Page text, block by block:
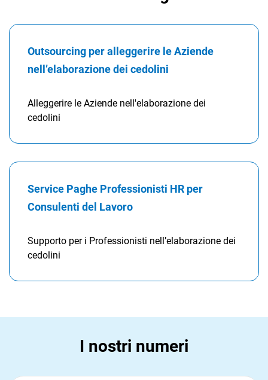
Outsourcing per alleggerire le Aziende
nell’elaborazione dei cedolini
Alleggerire le Aziende nell'elaborazione dei
cedolini
Service Paghe Professionisti HR per
Consulenti del Lavoro
Supporto per i Professionisti nell’elaborazione dei
cedolini
I nostri numeri